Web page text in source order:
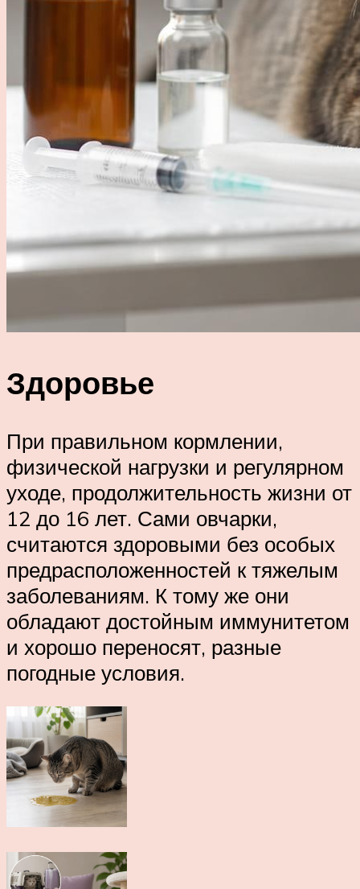
Здоровье
При правильном кормлении,
физической нагрузки и регулярном
уходе, продолжительность жизни от
12 до 16 лет. Сами овчарки,
считаются здоровыми без особых
предрасположенностей к тяжелым
заболеваниям. К тому же они
обладают достойным иммунитетом
и хорошо переносят, разные
погодные условия.